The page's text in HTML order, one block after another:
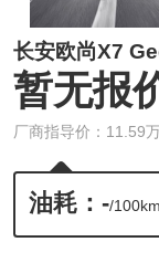
长安欧尚X7
暂无报
厂商指导价：11.59万
油耗：-/100km